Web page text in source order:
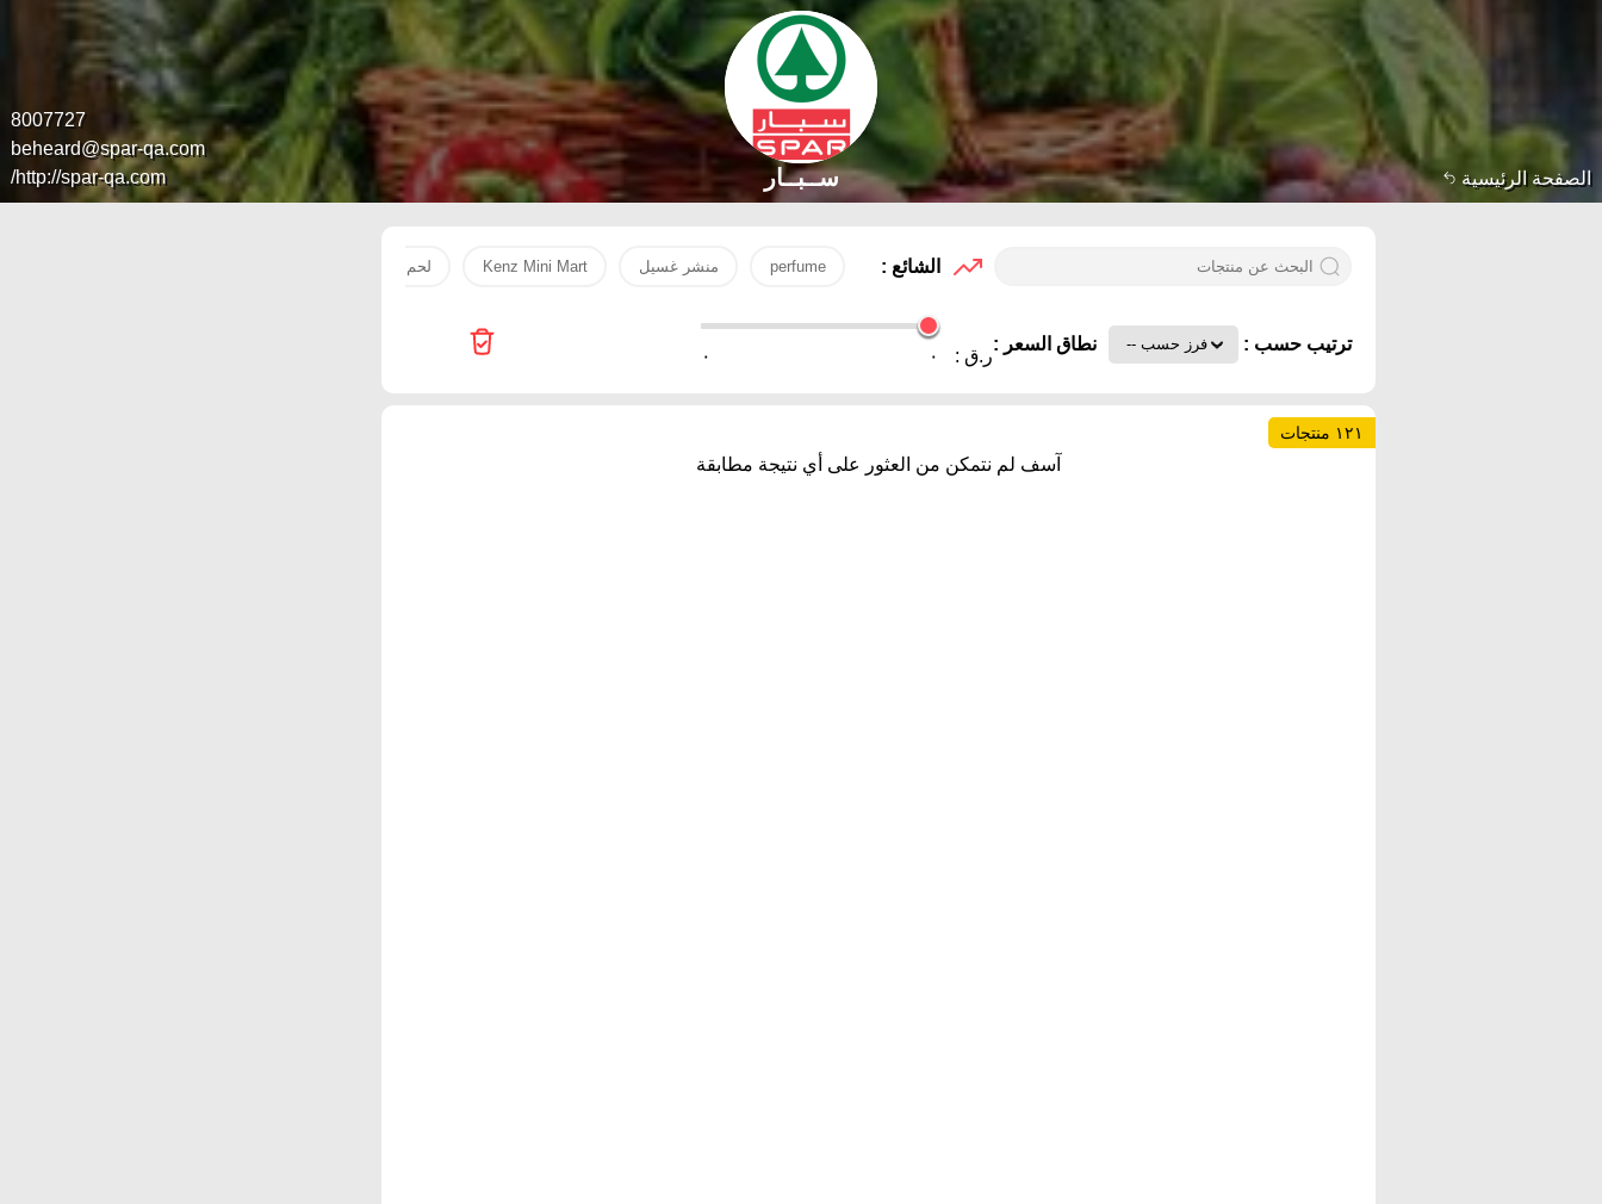
الصفحة الرئيسية
8007727
beheard@spar-qa.com
http://spar-qa.com/
ســبــار
الشائع : perfume منشر غسيل Kenz Mini Mart لحم
ترتيب حسب : نطاق السعر :
ر.ق : ٠ ٠
١٢١ منتجات
آسف لم نتمكن من العثور على أي نتيجة مطابقة